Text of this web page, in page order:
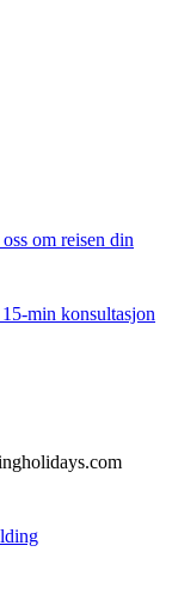
om reisen din
min konsultasjon